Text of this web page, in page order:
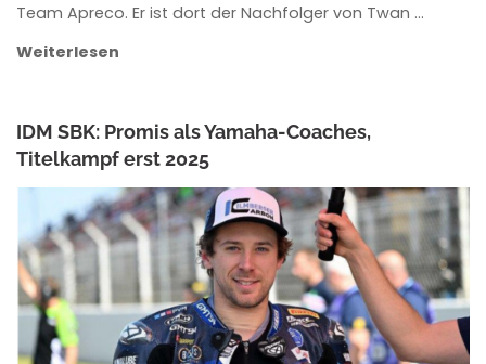
Team Apreco. Er ist dort der Nachfolger von Twan …
Weiterlesen
IDM SBK: Promis als Yamaha-Coaches,
Titelkampf erst 2025
ANKE WIECZOREK